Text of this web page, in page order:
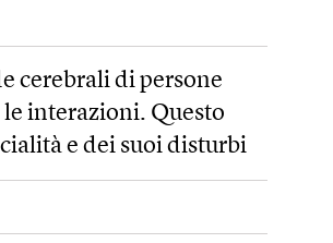
cerebrali di persone
interazioni. Questo
e dei suoi disturbi